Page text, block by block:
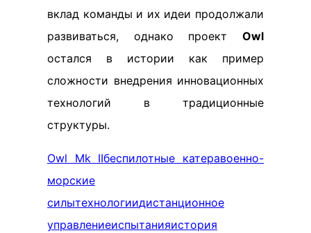
вклад команды и их идеи продолжали
развиваться, однако проект Owl
остался в истории как пример
сложности внедрения инновационных
технологий в традиционные
структуры.
Owl Mk IIбеспилотные катеравоенно-
морские
силытехнологиидистанционное
управлениеиспытанияистория